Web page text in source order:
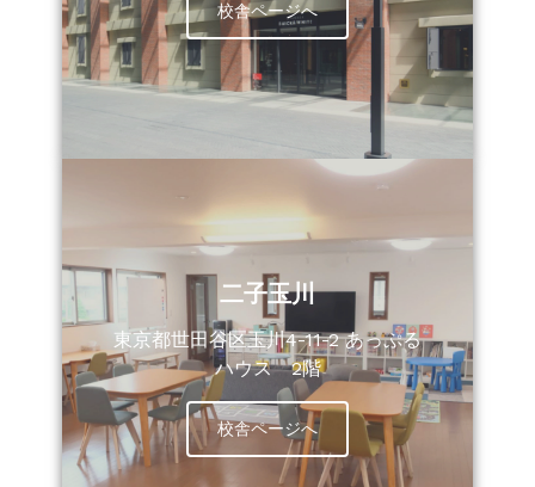
校舎ページへ
二子玉川
東京都世田谷区玉川4-11-2 あっぷる
ハウス 2階
校舎ページへ